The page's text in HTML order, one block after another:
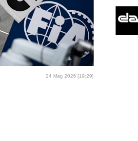
24 Mag 2026 [19:29]